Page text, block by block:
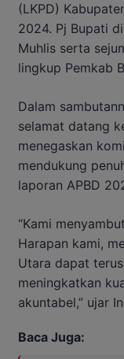
(LKPD)
2024. Pj Bupati
Muhlis serta
lingkup Pemkab
Dalam
selamat datang
menegaskan
mendukung
laporan APBD
“Kami
Harapan kami,
Utara dapat
meningkatkan
akuntabel,” ujar
Baca Juga: